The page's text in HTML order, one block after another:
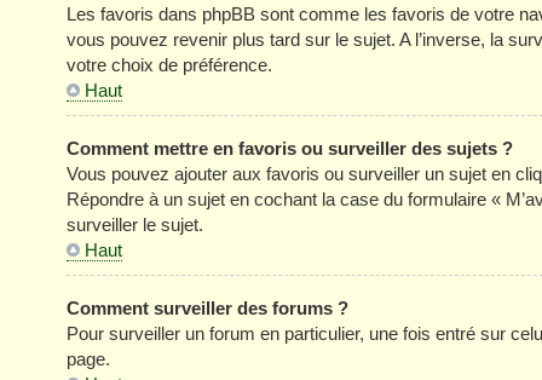
Les favoris dans phpBB sont comme les favoris de votre
vous pouvez revenir plus tard sur le sujet. A l’inverse, la
votre choix de préférence.
Haut
Comment mettre en favoris ou surveiller des sujets ?
Vous pouvez ajouter aux favoris ou surveiller un sujet en
Répondre à un sujet en cochant la case du formulaire «
surveiller le sujet.
Haut
Comment surveiller des forums ?
Pour surveiller un forum en particulier, une fois entré sur
page.